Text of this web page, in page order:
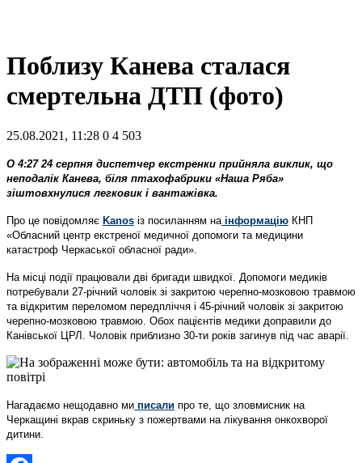
Поблизу Канева сталася
смертельна ДТП (фото)
25.08.2021, 11:28 0 4 503
О 4:27 24 серпня диспетчер екстренки прийняла виклик, що
неподалік Канева, біля птахофабрики «Наша Ряба»
зіштовхнулися легковик і вантажівка.
Про це повідомляє Kanos із посиланням на інформацію КНП
«Обласний центр екстреної медичної допомоги та медицини
катастроф Черкаської обласної ради».
На місці події працювали дві бригади швидкої. Допомоги медиків
потребували 27-річний чоловік зі закритою черепно-мозковою травмою
та відкритим переломом передпліччя і 45-річний чоловік зі закритою
черепно-мозковою травмою. Обох пацієнтів медики доправили до
Канівської ЦРЛ. Чоловік приблизно 30-ти років загинув під час аварії.
Нагадаємо нещодавно ми писали про те, що зловмисник на
Черкащині вкрав скриньку з пожертвами на лікування онкохворої
дитини.